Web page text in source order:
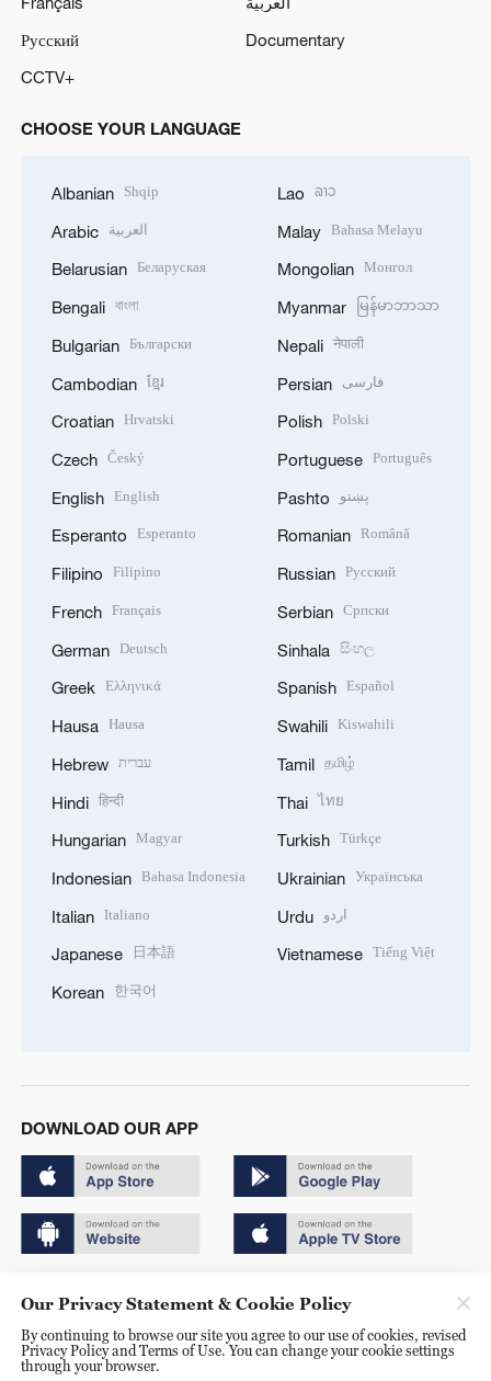
Русский
Documentary
CCTV+
CHOOSE YOUR LANGUAGE
Albanian Shqip
Arabic العربية
Belarusian Беларуская
Bengali বাংলা
Bulgarian Български
Cambodian ខ្មែរ
Croatian Hrvatski
Czech Český
English English
Esperanto Esperanto
Filipino Filipino
French Français
German Deutsch
Greek Ελληνικά
Hausa Hausa
Hebrew עברית
Hindi हिन्दी
Hungarian Magyar
Indonesian Bahasa Indonesia
Italian Italiano
Japanese 日本語
Korean 한국어
Lao ລາວ
Malay Bahasa Melayu
Mongolian Монгол
Myanmar မြန်မာဘာသာ
Nepali नेपाली
Persian فارسی
Polish Polski
Portuguese Português
Pashto پښتو
Romanian Română
Russian Русский
Serbian Српски
Sinhala සිංහල
Spanish Español
Swahili Kiswahili
Tamil தமிழ்
Thai ไทย
Turkish Türkçe
Ukrainian Українська
Urdu اردو
Vietnamese Tiếng Việt
DOWNLOAD OUR APP
京ICP备20000184号
京公网安备 11010502050052号
Our Privacy Statement & Cookie Policy
By continuing to browse our site you agree to our use of cookies, revised
Privacy Policy and Terms of Use. You can change your cookie settings
through your browser.